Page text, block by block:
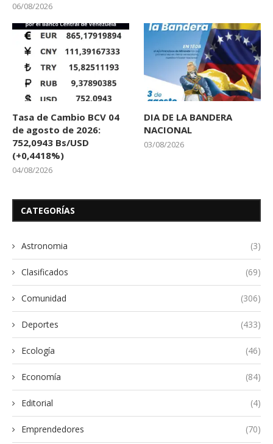
06/08/2026
Tasa de Cambio BCV 04
de agosto de 2026:
752,0943 Bs/USD
(+0,4418%)
04/08/2026
DIA DE LA BANDERA
NACIONAL
03/08/2026
CATEGORÍAS
Astronomia (3)
Clasificados (69)
Comunidad (306)
Deportes (433)
Ecología (46)
Economía (84)
Editorial (4)
Emprendedores (70)